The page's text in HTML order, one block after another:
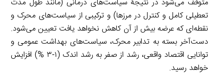
متوقف می‌شود در نتیجۀ سیاست‌های درمانی (مانند طول مدت
تعطیلی کامل و کنترل در مرزها) و ترکیبی از سیاست‌های محرک و
نقطه‌ای که عرضه بیش از آن کاهش نخواهد یافت تعیین می‌شود.
دست‌آخر بسته به تدابیر محرک، سیاست‌های بهداشت عمومی و
توانایی اقتصاد واقعی، رشد از صفر به رشد اندک (۱-۳ %) افزایش
خواهد رسید.